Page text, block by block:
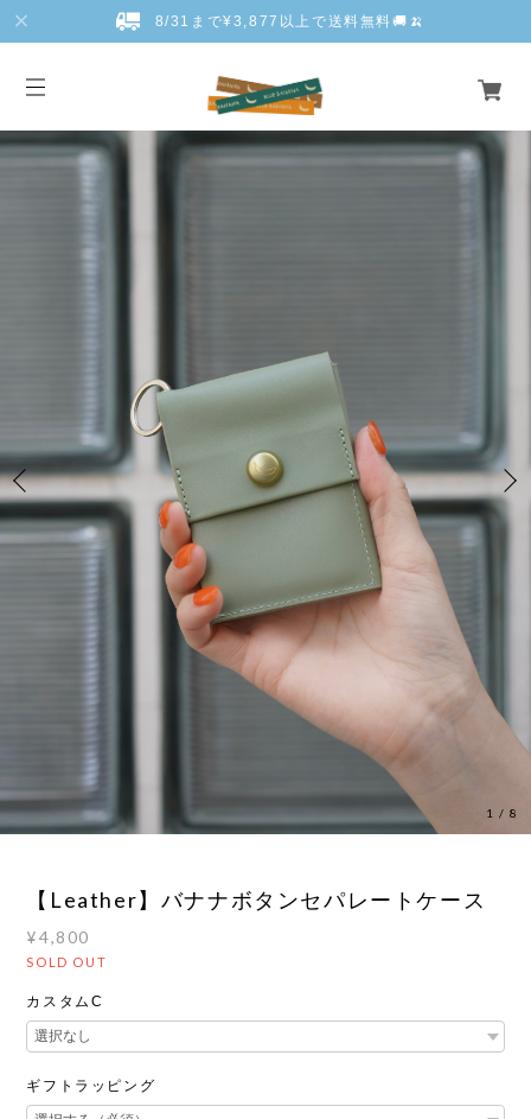
8/31まで¥3,877以上で送料無料🚚🍌
1 /8
【Leather】バナナボタンセパレートケース
¥4,800
SOLD OUT
カスタムC
ギフトラッピング